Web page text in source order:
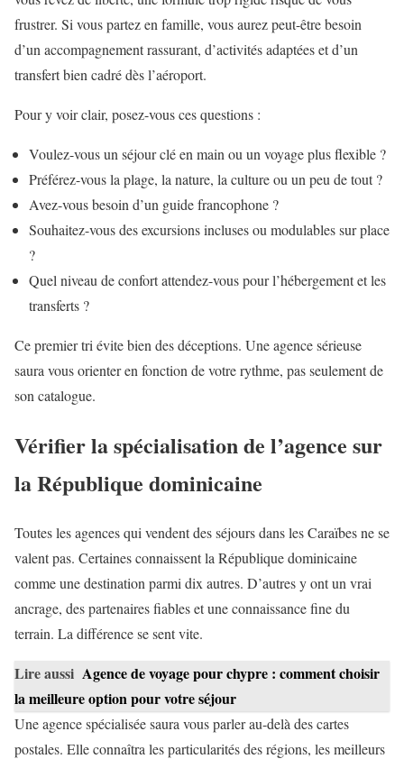
frustrer. Si vous partez en famille, vous aurez peut-être besoin
d’un accompagnement rassurant, d’activités adaptées et d’un
transfert bien cadré dès l’aéroport.
Pour y voir clair, posez-vous ces questions :
Voulez-vous un séjour clé en main ou un voyage plus flexible ?
Préférez-vous la plage, la nature, la culture ou un peu de tout ?
Avez-vous besoin d’un guide francophone ?
Souhaitez-vous des excursions incluses ou modulables sur place
?
Quel niveau de confort attendez-vous pour l’hébergement et les
transferts ?
Ce premier tri évite bien des déceptions. Une agence sérieuse
saura vous orienter en fonction de votre rythme, pas seulement de
son catalogue.
Vérifier la spécialisation de l’agence sur
la République dominicaine
Toutes les agences qui vendent des séjours dans les Caraïbes ne se
valent pas. Certaines connaissent la République dominicaine
comme une destination parmi dix autres. D’autres y ont un vrai
ancrage, des partenaires fiables et une connaissance fine du
terrain. La différence se sent vite.
Lire aussi Agence de voyage pour chypre : comment choisir
la meilleure option pour votre séjour
Une agence spécialisée saura vous parler au-delà des cartes
postales. Elle connaîtra les particularités des régions, les meilleurs